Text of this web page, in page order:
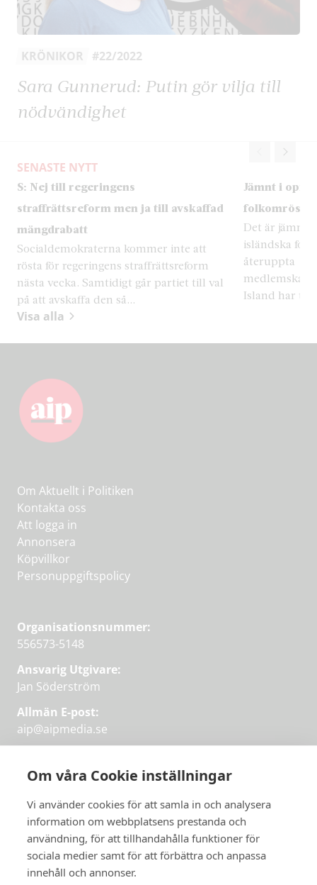
Om våra Cookie inställningar
Vi använder cookies för att samla in och analysera
information om webbplatsens prestanda och
användning, för att tillhandahålla funktioner för
sociala medier samt för att förbättra och anpassa
innehåll och annonser.
KRÖNIKOR #22/2022
Sara Gunnerud: Putin gör vilja till
nödvändighet
SENASTE NYTT
S: Nej till regeringens
straffrättsreform men ja till avskaffad
mängdrabatt
Socialdemokraterna kommer inte att
rösta för regeringens straffrättsreform
nästa vecka. Samtidigt går partiet till val
på att avskaffa den så...
Jämnt i
Det är jämnt
isländska
återuppta
Island har
Visa alla
Om Aktuellt i Politiken
Kontakta oss
Att logga in
Annonsera
Köpvillkor
Personuppgiftspolicy
Organisationsnummer:
556573-5148
Ansvarig Utgivare:
Jan Söderström
Allmän E-post:
aip@aipmedia.se
aip@flowyinfo.seeller 08-1210 60 40.
Instagram
LinkedIn
Twitter
Facebook
Få veckans bästa
artiklar på mejlen